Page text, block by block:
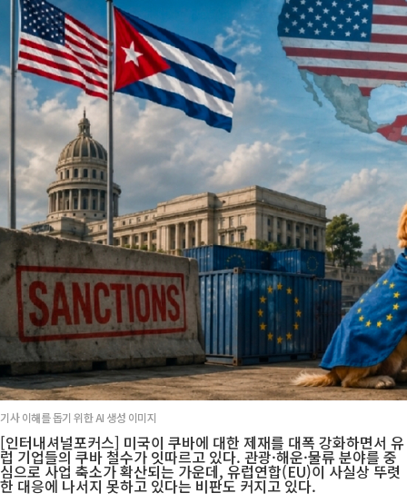
기사 이해를 돕기 위한 AI 생성 이미지
[인터내셔널포커스] 미국이 쿠바에 대한 제재를 대폭 강화하면서 유
럽 기업들의 쿠바 철수가 잇따르고 있다. 관광·해운·물류 분야를 중
심으로 사업 축소가 확산되는 가운데, 유럽연합(EU)이 사실상 뚜렷
한 대응에 나서지 못하고 있다는 비판도 커지고 있다.